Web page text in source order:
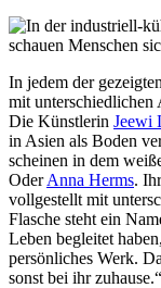
In jedem der
mit unterschiedlichen
Die Künstlerin Jeewi
in Asien als Boden
scheinen in dem
OderAnna Herms.
vollgestellt mit
Flasche steht ein
Leben begleitet
persönliches Werk.
sonst bei ihr zuhause.“